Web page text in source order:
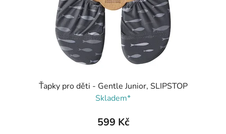
Ťapky pro děti - Gentle Junior, SLIPSTOP
Skladem*
599 Kč